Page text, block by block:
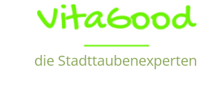
die Stadttaubenexperten